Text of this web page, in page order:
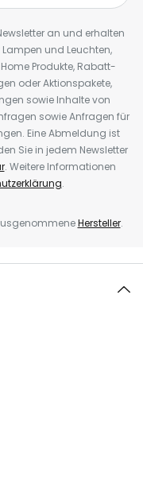
an und erhalten
und Leuchten,
Produkte, Rabatt-
oder Aktionspakete,
sowie Inhalte von
sowie Anfragen für
Eine Abmeldung ist
Sie in jedem Newsletter
. Weitere Informationen
.
Hersteller.